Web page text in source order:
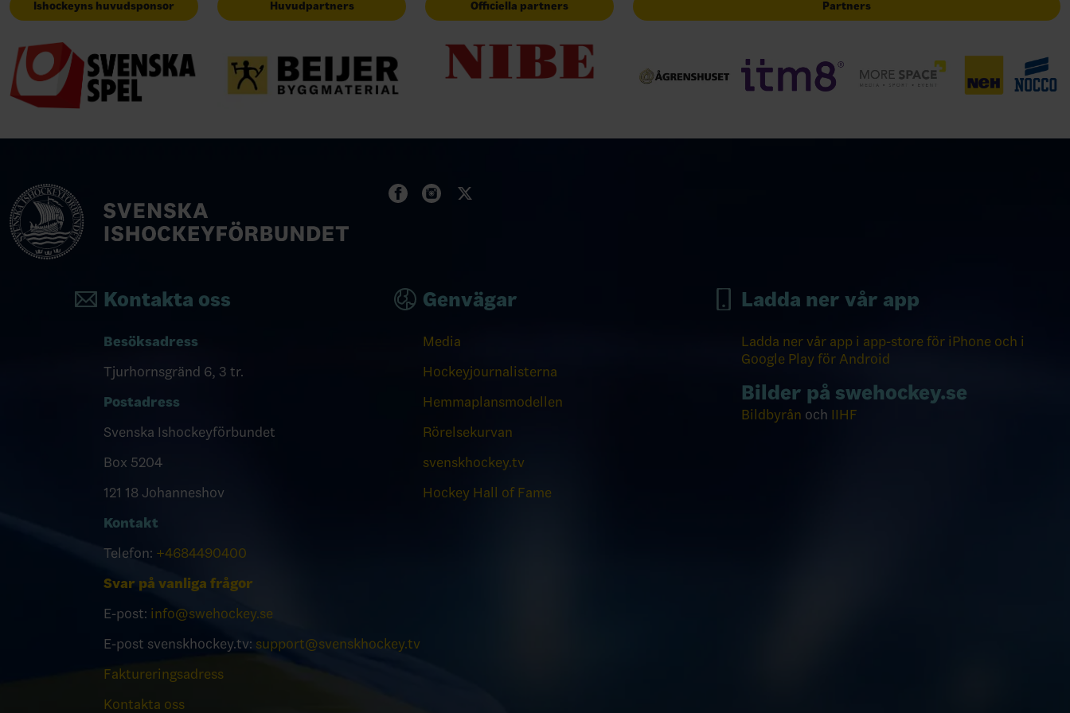
Ishockeyns huvudsponsor Huvudpartners Officiella partners Partners
Kontakta oss
Besöksadress
Tjurhornsgränd 6, 3 tr.
Postadress
Svenska Ishockeyförbundet
Box 5204
121 18 Johanneshov
Kontakt
Telefon: +4684490400
Svar på vanliga frågor
E-post: info@swehockey.se
E-post svenskhockey.tv: support@svenskhockey.tv
Faktureringsadress
Kontakta oss
Genvägar
Media
Hockeyjournalisterna
Hemmaplansmodellen
Rörelsekurvan
svenskhockey.tv
Hockey Hall of Fame
Ladda ner vår app
Ladda ner vår app i app-store för iPhone och i
Google Play för Android
Bilder på swehockey.se
Bildbyrån och IIHF